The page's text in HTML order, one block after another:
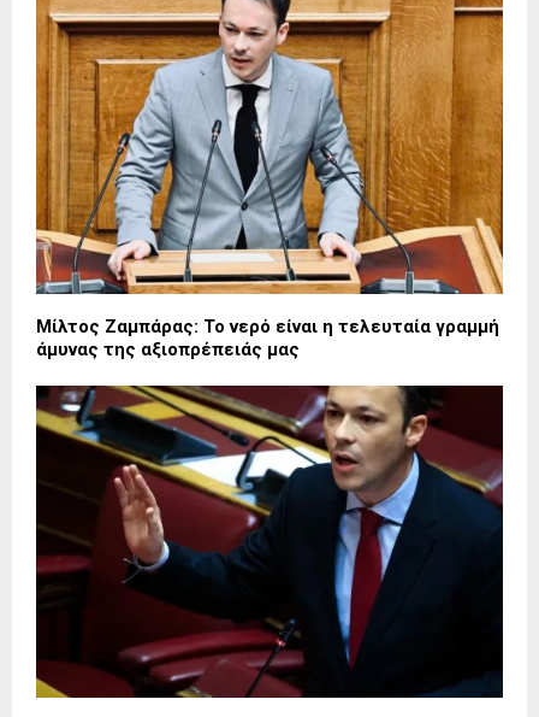
Μίλτος Ζαμπάρας: Το νερό είναι η τελευταία γραμμή
άμυνας της αξιοπρέπειάς μας